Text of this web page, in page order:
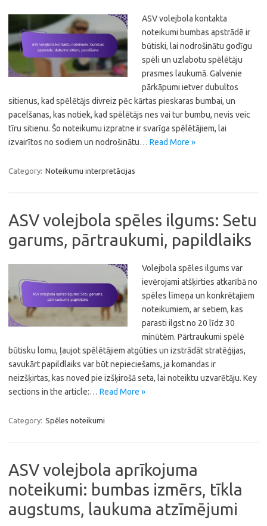
ASV volejbola kontakta
noteikumi bumbas apstrādē ir
būtiski, lai nodrošinātu godīgu
spēli un uzlabotu spēlētāju
prasmes laukumā. Galvenie
pārkāpumi ietver dubultos
sitienus, kad spēlētājs divreiz pēc kārtas pieskaras bumbai, un
pacelšanas, kas notiek, kad spēlētājs nes vai tur bumbu, nevis veic
tīru sitienu. Šo noteikumu izpratne ir svarīga spēlētājiem, lai
izvairītos no sodiem un nodrošinātu… Read More »
Category: Noteikumu interpretācijas
ASV volejbola spēles ilgums: Setu
garums, pārtraukumi, papildlaiks
Volejbola spēles ilgums var
ievērojami atšķirties atkarībā no
spēles līmeņa un konkrētajiem
noteikumiem, ar setiem, kas
parasti ilgst no 20 līdz 30
minūtēm. Pārtraukumi spēlē
būtisku lomu, ļaujot spēlētājiem atgūties un izstrādāt stratēģijas,
savukārt papildlaiks var būt nepieciešams, ja komandas ir
neizšķirtas, kas noved pie izšķirošā seta, lai noteiktu uzvarētāju. Key
sections in the article:… Read More »
Category: Spēles noteikumi
ASV volejbola aprīkojuma
noteikumi: bumbas izmērs, tīkla
augstums, laukuma atzīmējumi